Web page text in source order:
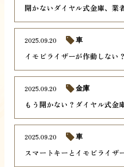
開かないダイヤル式金庫、業
イモビライザーが作動しない
2025.09.20 車
もう開かない？ダイヤル式金
2025.09.20 金庫
スマートキーとイモビライザ
2025.09.20 車